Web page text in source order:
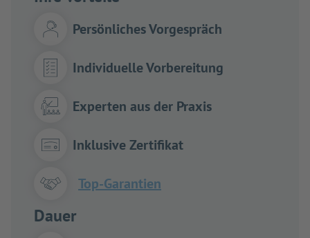
Persönliches Vorgespräch
Individuelle Vorbereitung
Experten aus der Praxis
Inklusive Zertifikat
Top-Garantien
Dauer